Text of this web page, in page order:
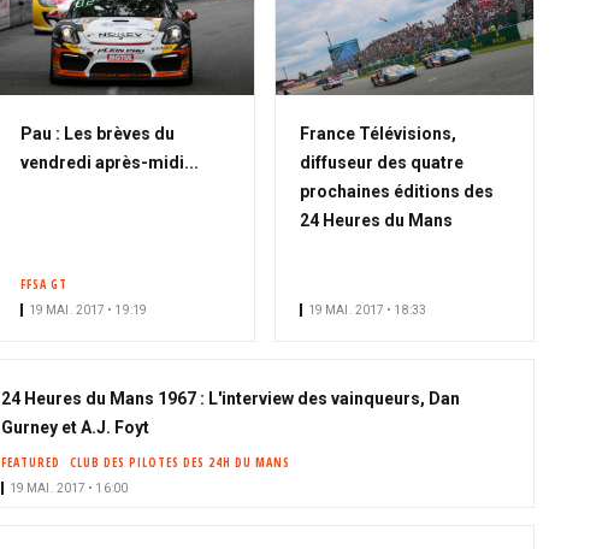
Pau : Les brèves du
vendredi après-midi...
FFSA GT
19 MAI. 2017 • 19:19
France Télévisions,
diffuseur des quatre
prochaines éditions des
24 Heures du Mans
19 MAI. 2017 • 18:33
24 Heures du Mans 1967 : L'interview des vainqueurs, Dan
Gurney et A.J. Foyt
FEATURED CLUB DES PILOTES DES 24H DU MANS
19 MAI. 2017 • 16:00